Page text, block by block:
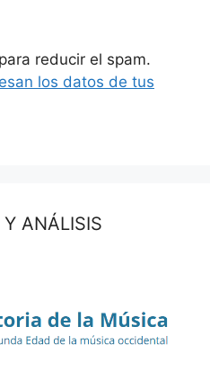
reducir el spam.
los datos de tus
Y ANÁLISIS